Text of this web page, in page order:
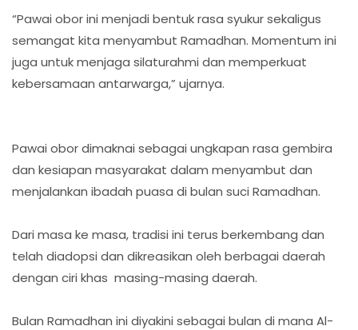
“Pawai obor ini menjadi bentuk rasa syukur sekaligus
semangat kita menyambut Ramadhan. Momentum ini
juga untuk menjaga silaturahmi dan memperkuat
kebersamaan antarwarga,” ujarnya.
Pawai obor dimaknai sebagai ungkapan rasa gembira
dan kesiapan masyarakat dalam menyambut dan
menjalankan ibadah puasa di bulan suci Ramadhan.
Dari masa ke masa, tradisi ini terus berkembang dan
telah diadopsi dan dikreasikan oleh berbagai daerah
dengan ciri khas masing-masing daerah.
Bulan Ramadhan ini diyakini sebagai bulan di mana Al-